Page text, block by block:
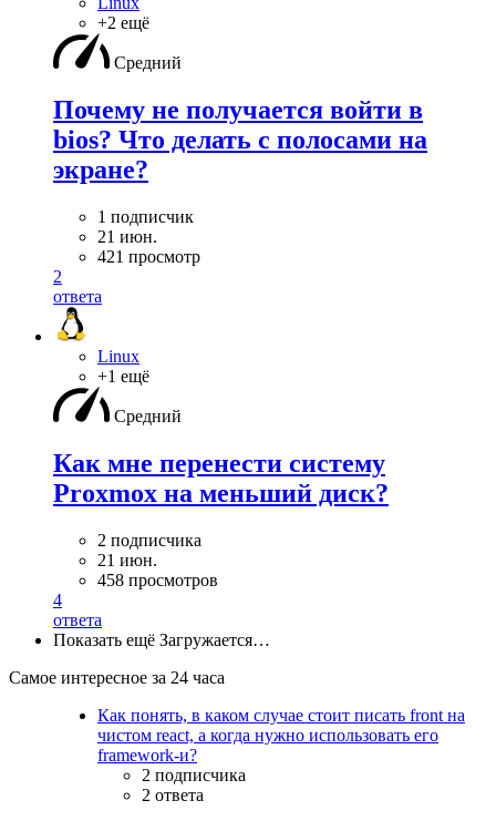
+2 ещё
Средний
Почему не получается войти в
bios? Что делать с полосами на
экране?
1 подписчик
21 июн.
421 просмотр
2
ответа
Linux
+1 ещё
Средний
Как мне перенести систему
Proxmox на меньший диск?
2 подписчика
21 июн.
458 просмотров
4
ответа
Показать ещё Загружается…
Самое интересное за 24 часа
Как понять, в каком случае стоит писать front на
чистом react, а когда нужно использовать его
framework-и?
2 подписчика
2 ответа